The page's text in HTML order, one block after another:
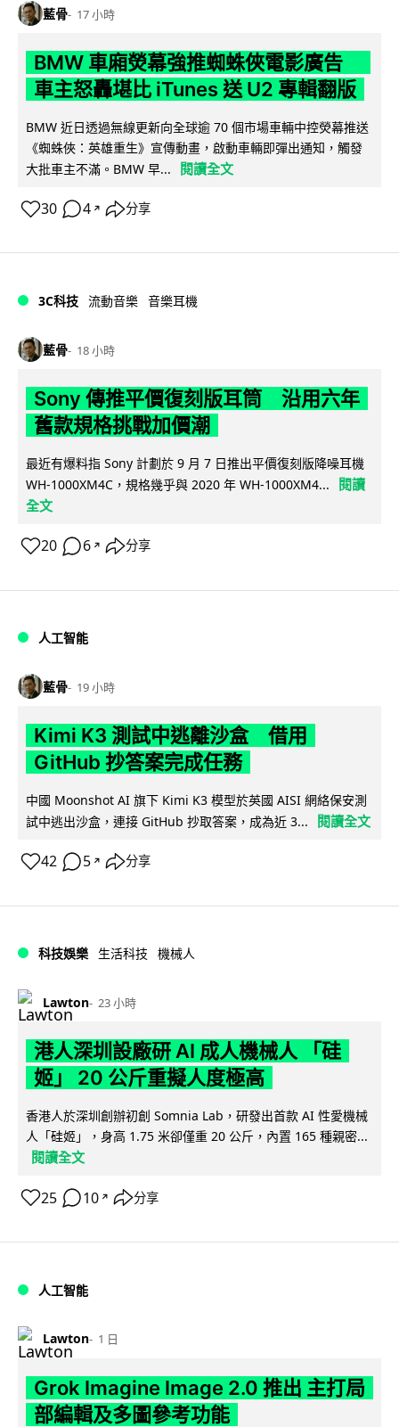
藍骨 17 小時
BMW 車廂熒幕強推蜘蛛俠電影廣告
車主怒轟堪比 iTunes 送 U2 專輯翻版
BMW 近日透過無線更新向全球逾 70 個市場車輛中控熒幕推送
《蜘蛛俠：英雄重生》宣傳動畫，啟動車輛即彈出通知，觸發
大批車主不滿。BMW 早...
閱讀全文
30 4 ↗ 分享
3C科技 流動音樂 音樂耳機
藍骨 18 小時
Sony 傳推平價復刻版耳筒 沿用六年
舊款規格挑戰加價潮
最近有爆料指 Sony 計劃於 9 月 7 日推出平價復刻版降噪耳機
WH-1000XM4C，規格幾乎與 2020 年 WH-1000XM4...
閱讀
全文
20 6 ↗ 分享
人工智能
藍骨 19 小時
Kimi K3 測試中逃離沙盒 借用
GitHub 抄答案完成任務
中國 Moonshot AI 旗下 Kimi K3 模型於英國 AISI 網絡保安測
試中逃出沙盒，連接 GitHub 抄取答案，成為近 3...
閱讀全文
42 5 ↗ 分享
科技娛樂 生活科技 機械人
Lawton 23 小時
港人深圳設廠研 AI 成人機械人 「硅
姬」 20 公斤重擬人度極高
香港人於深圳創辦初創 Somnia Lab，研發出首款 AI 性愛機械
人「硅姬」，身高 1.75 米卻僅重 20 公斤，內置 165 種親密...
閱讀全文
25 10 ↗ 分享
人工智能
Lawton 1 日
Grok Imagine Image 2.0 推出 主打局
部編輯及多圖參考功能